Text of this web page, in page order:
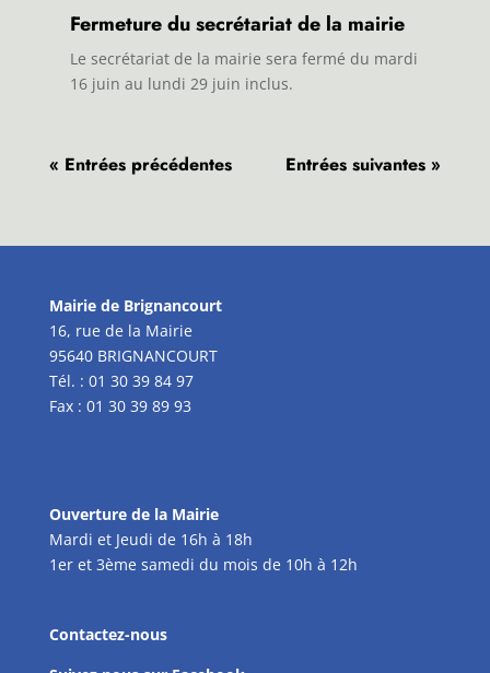
Fermeture du secrétariat de la mairie
Le secrétariat de la mairie sera fermé du mardi
16 juin au lundi 29 juin inclus.
« Entrées précédentes Entrées suivantes »
Mairie de Brignancourt
16, rue de la Mairie
95640 BRIGNANCOURT
Tél. : 01 30 39 84 97
Fax : 01 30 39 89 93
Ouverture de la Mairie
Mardi et Jeudi de 16h à 18h
1er et 3ème samedi du mois de 10h à 12h
Contactez-nous